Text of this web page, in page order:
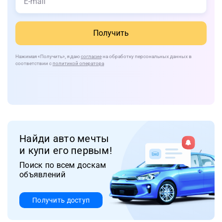
Получить
Нажимая «Получить» , я даюсогласиена обработку персональных данных в
соответствии сполитикой оператора
Найди авто мечты
и купи его первым!
Поиск по всем доскам
объявлений
Получить доступ